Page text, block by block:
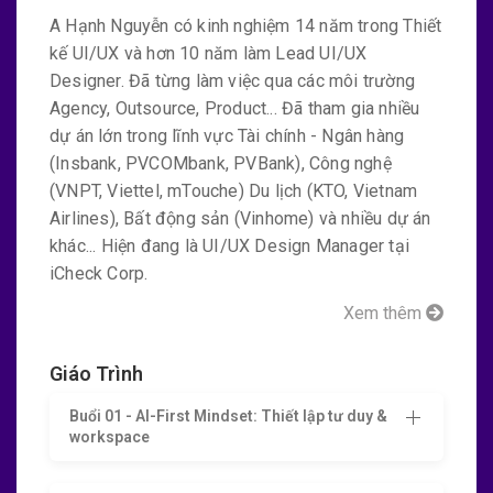
Khóa học AI Powered UX/UI Design tại
Keyframe phù hợp với:
UI/UX Designer muốn cập nhật phương pháp làm
việc mới nhất.
Developer, Graphic Designer đang chuyển hướng
sang UX/UI.
Product Designer muốn nâng cao khả năng phân
tích & tự động hóa.
Khóa học sẽ giúp bạn
prototype – một cách hiệu quả, thực tế và dễ áp dụng.
Học xong,bạn không chỉ biết dùng AI – bạn biết
A Hạnh Nguyễn có kinh nghiệm 14 năm trong Thiết
kế UI/UX và hơn 10 năm làm Lead UI/UX
Designer. Đã từng làm việc qua các môi trường
Agency, Outsource, Product... Đã tham gia nhiều
dự án lớn trong lĩnh vực Tài chính - Ngân hàng
(Insbank, PVCOMbank, PVBank), Công nghệ
(VNPT, Viettel, mTouche) Du lịch (KTO, Vietnam
Airlines), Bất động sản (Vinhome) và nhiều dự án
khác... Hiện đang là UI/UX Design Manager tại
iCheck Corp.
Xem thêm
Giáo Trình
Buổi 01 - AI-First Mindset: Thiết lập tư duy &
workspace